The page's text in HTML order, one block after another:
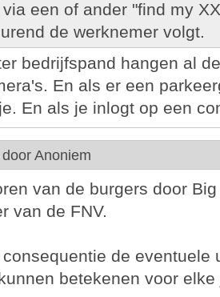
een of ander "find my
de werknemer volgt.
bedrijfspand hangen al
En als er een
En als je inlogt op een
Anoniem
van de burgers door
van de FNV.
de eventuele
betekenen voor